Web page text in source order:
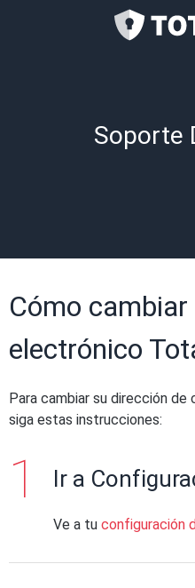
Soporte
Cómo
electrónico
Para cambiar su dirección
siga estas instrucciones:
Ir a
Ve a tu configuración